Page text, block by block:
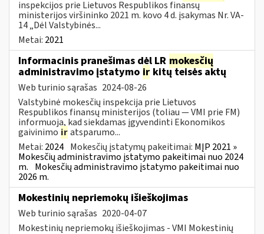
inspekcijos prie Lietuvos Respublikos finansų
ministerijos viršininko 2021 m. kovo 4 d. įsakymas Nr. VA-
14 „Dėl Valstybinės...
Metai: 2021
Informacinis pranešimas dėl LR mokesčių
administravimo įstatymo ir kitų teisės aktų
Web turinio sąrašas 2024-08-26
Valstybinė mokesčių inspekcija prie Lietuvos
Respublikos finansų ministerijos (toliau — VMI prie FM)
informuoja, kad siekdamas įgyvendinti Ekonomikos
gaivinimo iratsparumo...
Metai: 2024 Mokesčių įstatymų pakeitimai: MĮP 2021 »
Mokesčių administravimo įstatymo pakeitimai nuo 2024
m. Mokesčių administravimo įstatymo pakeitimai nuo
2026 m.
Mokestinių nepriemokų išieškojimas
Web turinio sąrašas 2020-04-07
Mokestinių nepriemokų išieškojimas - VMI Mokestinių